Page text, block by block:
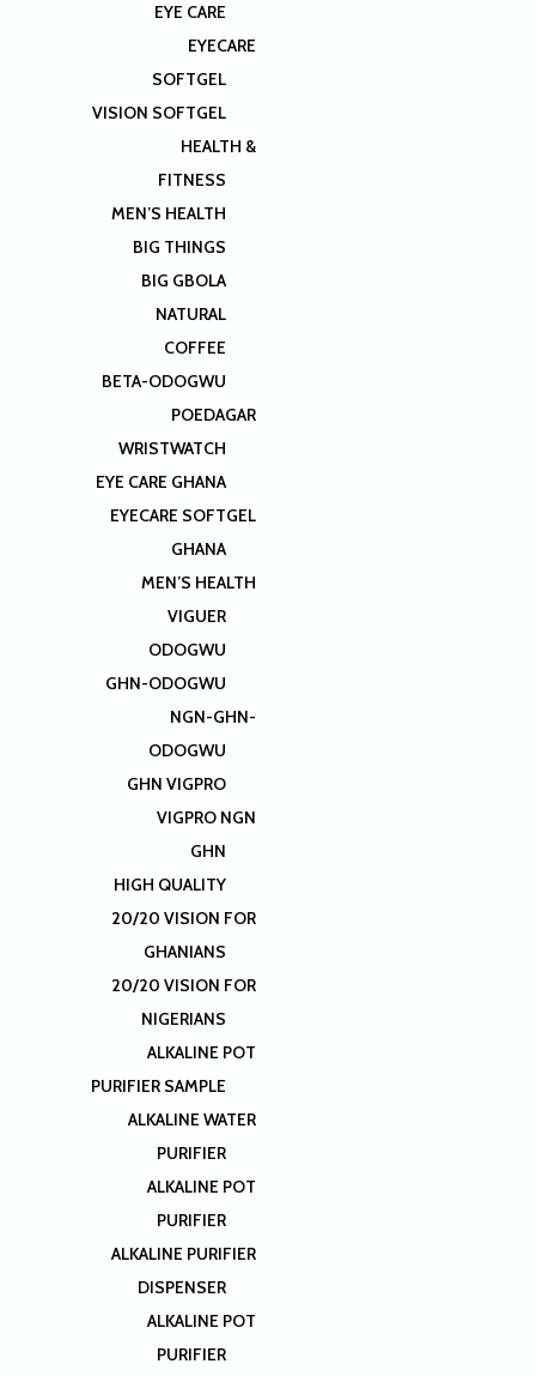
EYE CARE
EYECARE
SOFTGEL
VISION SOFTGEL
HEALTH &
FITNESS
MEN’S HEALTH
BIG THINGS
BIG GBOLA
NATURAL
COFFEE
BETA-ODOGWU
POEDAGAR
WRISTWATCH
EYE CARE GHANA
EYECARE SOFTGEL
GHANA
MEN’S HEALTH
VIGUER
ODOGWU
GHN-ODOGWU
NGN-GHN-
ODOGWU
GHN VIGPRO
VIGPRO NGN
GHN
HIGH QUALITY
20/20 VISION FOR
GHANIANS
20/20 VISION FOR
NIGERIANS
ALKALINE POT
PURIFIER SAMPLE
ALKALINE WATER
PURIFIER
ALKALINE POT
PURIFIER
ALKALINE PURIFIER
DISPENSER
ALKALINE POT
PURIFIER